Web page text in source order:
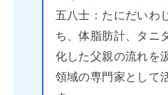
五八士：たにだいわ
ち、体脂肪計、タニ
化した父親の流れを
領域の専門家として